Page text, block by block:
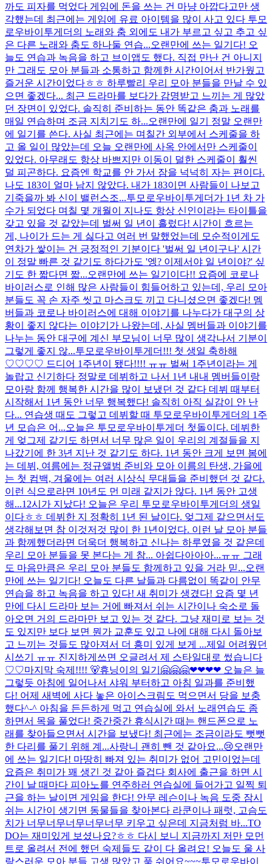
까도 피자를 먹었다 게임에 돈을 쓰는 건 마냥 아깝다고만 생
각했는데 최근에는 게임에 유료 아이템을 많이 사고 있다 투모
로우바이투게더의 노래와 춤 외에도 내가 부르고 싶고 추고 싶
은 다른 노래와 춤도 하나둘 연습...오랜만에 쓰는 일기다! 오
늘도 연습과 녹음을 하고 브이앱도 했다. 직접 만난 건 아니지
만 그래도 모아 분들과 소통하고 함께한 시간이어서 반가웠고
즐거운 시간이었다ㅎㅎ 하루빨리 우리 모아 분들을 만날 수 있
으면 좋겠다... 최근 드라마를 보다가 감명받고 느끼는 게 많았
던 장면이 있었다. 솔직히 준비하는 동안 똑같은 춤과 노래를
매일 연습하며 조금 지치기도 하...오랜만에 일기 정말 오랜만
에 일기를 쓴다. 사실 최근에는 며칠간 외부에서 스케줄을 하
고 올 일이 많았는데 오늘 오랜만에 사옥 안에서만 스케줄이
있었다. 아무래도 항상 바쁘지만 이동이 덜한 스케줄이 훨씬
덜 피곤하다. 요즘엔 학교를 안 가서 잠을 넉넉히 자는 편이다.
나도 183이 얼마 남지 않았다. 내가 183이면 사람들이 나보고
기죽을까 봐 신이 밸런스조...투모로우바이투게더가 1년 차 가
수가 되었다 며칠 몇 개월이 지나도 항상 신인이라는 타이틀을
갖고 있을 것 같았는데 벌써 일 년이 흘렀다! 시간이 흐르는
게, 나이가 드는 게 싫다고 여러 번 말했었는데 모순적이게도
연차가 쌓이는 건 긍정적인 기분이다 '벌써 일 년이구나' 시간
이 정말 빠른 것 같기도 하다가도 '엥? 이제서야 일 년이야?' 싶
기도 한 짧다면 짧...오랜만에 쓰는 일기이다!! 요즘에 코로나
바이러스로 인해 많은 사람들이 힘들어하고 있는데, 우리 모아
분들도 꼭 손 자주 씻고 마스크도 끼고 다니셨으면 좋겠다! 멤
버들과 코로나 바이러스에 대해 이야기를 나누다가 대구의 상
황이 좋지 않다는 이야기가 나왔는데, 사실 멤버들과 이야기를
나누는 동안 대구에 계신 부모님이 너무 많이 생각나서 기분이
그렇게 좋지 않...투모로우바이투게더!!! 첫 생일 축하해
♡♡♡♡ 드디어 1주년이 됐다!!!! ㅠㅠ 벌써 1주년이라는 게
놀랍고 신기하다 정말로 데뷔하고 나서 1년 내내 멤버들이랑
모아랑 함께 행복한 시간을 많이 보냈던 것 같다 데뷔 때부터
시작해서 1년 동안 너무 행복했다! 솔직히 아직 실감이 안 난
다... 연습생 때도 그렇고 데뷔할 때 투모로우바이투게더의 1주
년 모습은 어...오늘은 투모로우바이투게더 첫돌이다. 데뷔한
게 엊그제 같기도 하면서 너무 많은 일이 우리의 계절들을 지
나갔기에 한 3년 지난 것 같기도 하다. 1년 동안 크게 보면 봄에
는 데뷔, 여름에는 정규앨범 준비와 모아 이름의 탄생, 가을에
는 첫 컴백, 겨울에는 여러 시상식 무대들을 준비했던 것 같다.
이런 식으로라면 10년도 먼 미래 같지가 않다. 1년 동안 고생
해...12시가 지났다! 오늘은 우리 투모로우바이투게더의 생일
이다ㅎㅎ 데뷔한 지 정확히 1년 된 날이다. 엊그제 같으면서도
생각해보면 참 이것저것 많이 한 1년이었다. 이런 날 모아 분들
과 함께했더라면 더욱더 행복하고 신나는 하루였을 것 같은데
우리 모아 분들을 못 본다는 게 참... 아쉽다아아아...ㅠㅠ 그래
도 마음만큼은 우리 모아 분들도 함께하고 있을 거라 믿...오랜
만에 쓰는 일기다! 오늘도 다른 날들과 다름없이 똑같이 안무
연습을 하고 녹음을 하고 있다! 새 취미가 생겼다! 요즘 몇 년
만에 다시 드라마 보는 거에 빠져서 쉬는 시간이나 숙소로 돌
아오면 거의 드라마만 보고 있는 것 같다. 그냥 재미로 보는 것
도 있지만 보다 보면 뭔가 교훈도 있고 나에 대해 다시 돌아보
고 느끼는 것들도 많아져서 더 흥미 있게 보게 ...제일 어려웠던
시쓰기 ㅠㅠ 진지하게쓰면 오글려서 제 스타일대로 썼습니다
♡♡마지막 숙제!!!! 🐻휴닝이의 일기🤗🤗🤗❤❤❤❤ 오늘은 늘
그렇듯 아침에 일어나서 샤워 부터하고 아침 일과를 준비했
다! 어제 새벽에 사다 놓은 아이스크림도 먹으면서 당을 보충
했다^-^ 아침을 든든하게 먹고 연습실에 와서 노래연습도 좀
하면서 목을 풀었다! 중간중간 휴식시간 때는 핸드폰으로 노
래를 찾아들으면서 시간을 보냈다! 최근에는 조금이라도 뻣뻣
한 다리를 풀기 위해 계...사랑니 괜히 뺀 것 같아요...😢오랜만
에 쓰는 일기다! 마땅히 빠져 있는 취미가 없어 고민이었는데
요즘은 취미가 꽤 생긴 것 같아 즐겁다 회사에 출근을 하면 시
간이 날 때마다 피아노를 연주하러 연습실에 들어가고 일찍 퇴
근을 하는 날이면 게임을 한다! 안무 레슨이나 녹음 도중 잠시
쉬는 시간이 생기면 동물들을 찾아본다 라쿤이나 패럿, 고슴도
치가 너무너무너무너무너무 키우고 싶은데 지금처럼 바...TO
DO는 재미있게 보셨나요?ㅎㅎ 다시 보니 지금까지 저만 모먼
트로 올려서 전에 했던 숙제들도 같이 다 올려요! 오늘도 울 사
랑스러운 모아 분들 고생 많았고 푹 쉬어요~~~투모로우바이